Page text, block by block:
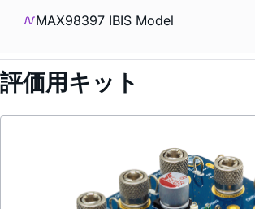
MAX98397 IBIS Model
評価用キット